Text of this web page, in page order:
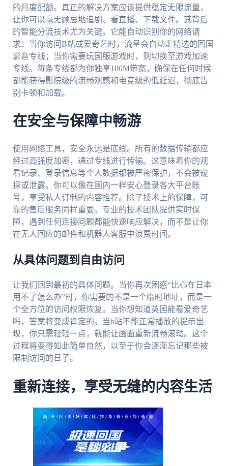
的月度配额。真正的解决方案应该提供稳定无限流量，
让你可以毫无顾忌地追剧、看直播、下载文件。其背后
的智能分流技术尤为关键。它能自动识别你的网络请
求：当你访问B站或爱奇艺时，流量会自动走精选的回国
影音专线；当你需要玩国服游戏时，则切换至游戏加速
专线。每条专线都为你独享100M带宽，确保在任何时候
都能获得影院级的流畅观感和电竞级的低延迟，彻底告
别卡顿和加载。
在安全与保障中畅游
使用网络工具，安全永远是底线。所有的数据传输都应
经过高强度加密，通过专线进行传输。这意味着你的观
看记录、登录信息等个人数据都被严密保护，不会被窥
探或泄露。你可以像在国内一样安心登录各大平台账
号，享受私人订制的内容推荐。除了技术上的保障，可
靠的售后服务同样重要。专业的技术团队提供实时保
障，遇到任何连接问题都能快速响应解决，而不是让你
在无人回应的邮件和机器人客服中浪费时间。
从具体问题到自由访问
让我们回到最初的具体问题。当你再次困惑“比心在日本
用不了怎么办”时，你需要的不是一个临时地址，而是一
个全方位的访问权限恢复。当你想知道英国能看爱奇艺
吗，答案将变成肯定的。当b站不能正常播放的提示出
现，你只需轻轻一点，就能让画面重新流畅滚动。这个
过程将变得如此简单自然，以至于你会逐渐忘记那些被
限制访问的日子。
重新连接，享受无缝的内容生活